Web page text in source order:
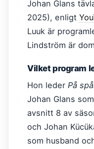
Johan Glans
2025), enligt
Luuk är
Lindström är
Vilket program
Hon leder På
Johan Glans
avsnitt 8 av
och Johan
som husband